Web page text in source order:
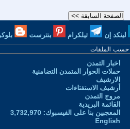
لينكد إن تيلكرام بنترست بلوكر
اخبار التمدن
حملات الحوار المتمدن التضامنية
الارشيف
أرشيف الاستفتاءات
مروج التمدن
القائمة البريدية
المعجبين بنا على الفيسبوك: 3,732,970
English